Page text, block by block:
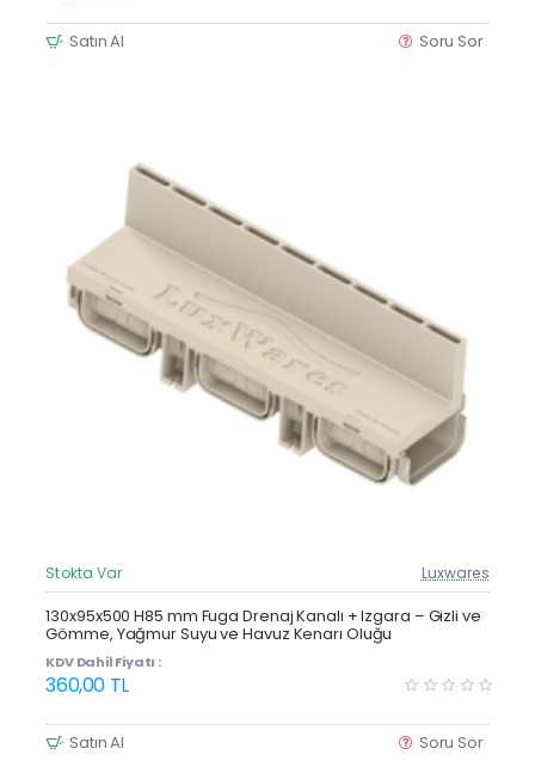
Satın Al Soru Sor
Güncel Fiyat
Yeni Ürün
Stokta Var Luxwares
130x95x500 H85 mm Fuga Drenaj Kanalı + Izgara – Gizli ve
Gömme, Yağmur Suyu ve Havuz Kenarı Oluğu
KDV Dahil Fiyatı :
360,00 TL
Satın Al Soru Sor